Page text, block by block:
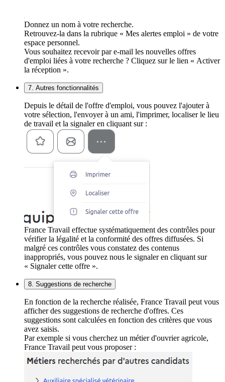
Donnez un nom à votre recherche.
Retrouvez-la dans la rubrique « Mes alertes emploi » de votre
espace personnel.
Vous souhaitez recevoir par e-mail les nouvelles offres
d'emploi liées à votre recherche ? Cliquez sur le lien « Activer
la réception ».
7. Autres fonctionnalités
Depuis le détail de l'offre d'emploi, vous pouvez l'ajouter à
votre sélection, l'envoyer à un ami, l'imprimer, localiser le lieu
de travail et la signaler en cliquant sur :
France Travail effectue systématiquement des contrôles pour
vérifier la légalité et la conformité des offres diffusées. Si
malgré ces contrôles vous constatez des contenus
inappropriés, vous pouvez nous le signaler en cliquant sur
« Signaler cette offre ».
8. Suggestions de recherche
En fonction de la recherche réalisée, France Travail peut vous
afficher des suggestions de recherche d'offres. Ces
suggestions sont calculées en fonction des critères que vous
avez saisis.
Par exemple si vous cherchez un métier d'ouvrier agricole,
France Travail peut vous proposer :